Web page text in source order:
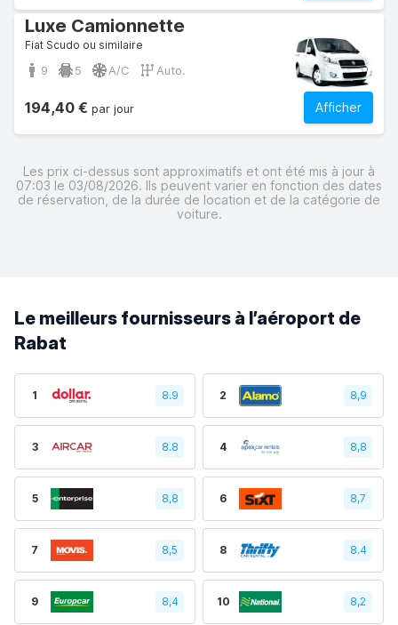
Luxe Camionnette
Fiat Scudo ou similaire
9 5 A/C Auto.
Afficher
194,40 € par jour
Les prix ci-dessus sont approximatifs et ont été mis à jour à
07:03 le 03/08/2026. Ils peuvent varier en fonction des dates
de réservation, de la durée de location et de la catégorie de
voiture.
Le meilleurs fournisseurs à l’aéroport de
Rabat
1 8.9 2 8,9
3 8.8 4 8,8
5 8,8 6 8,7
7 8,5 8 8.4
9 8,4 10 8,2